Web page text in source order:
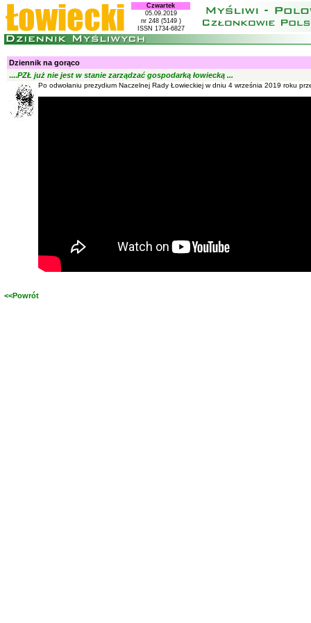
Czwartek
05.09.2019
nr 248 (5149 )
ISSN 1734-6827
Dziennik na gorąco
....PZŁ już nie jest w stanie zarządzać gospodarką łowiecką ...
Po odwołaniu prezydium Naczelnej Rady Łowieckiej w dniu 4 września 2019 roku
<<Powrót